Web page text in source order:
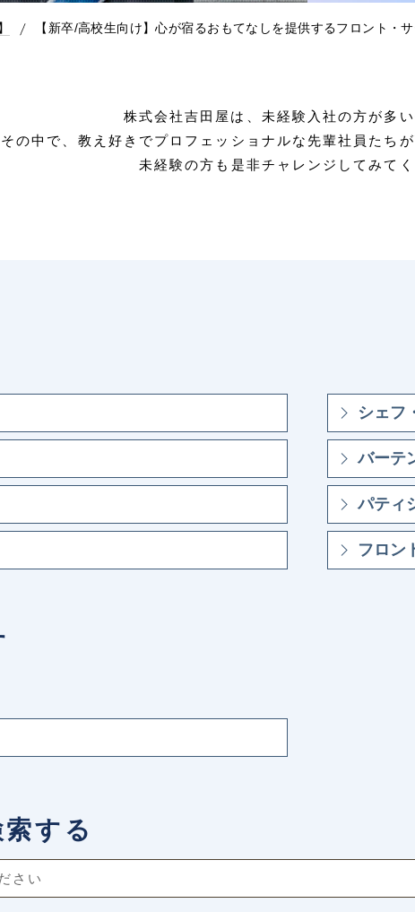
【新卒/高校生向け】心が宿るおもてなしを提供するフロント・
株式会社吉田屋は、未経験入社の方が多い
その中で、教え好きでプロフェッショナルな先輩社員たち
未経験の方も是非チャレンジしてみてく
シェフ
バーテ
パティ
フロン
する